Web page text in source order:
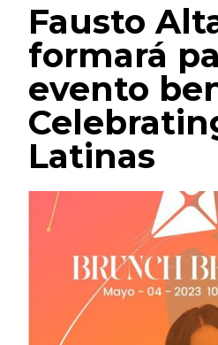
Fausto
formará
evento
Latinas